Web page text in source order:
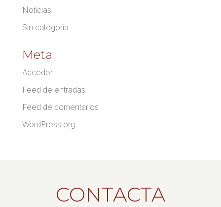
Noticias
Sin categoría
Meta
Acceder
Feed de entradas
Feed de comentarios
WordPress.org
CONTACTA